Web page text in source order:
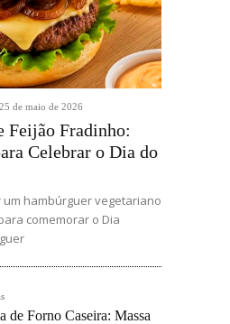
25 de maio de 2026
Feijão Fradinho:
Celebrar o Dia do
hambúrguer vegetariano
comemorar o Dia
de Forno Caseira: Massa